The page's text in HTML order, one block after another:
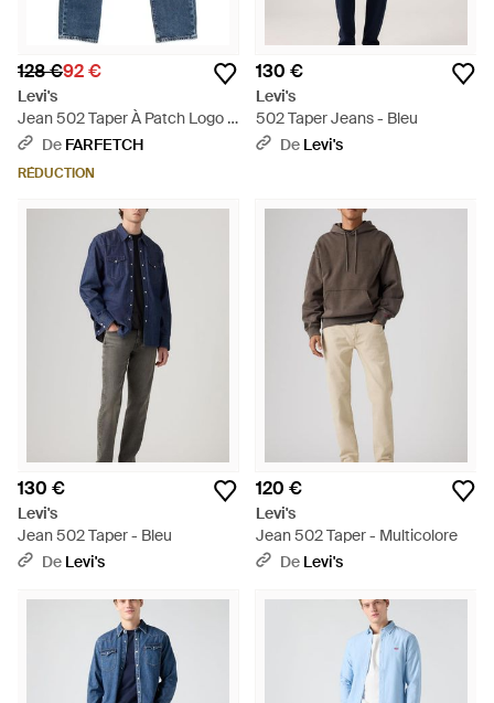
128 €92 €
Levi's
Jean 502 Taper À Patch Logo -
BleuDe FARFETCH
RÉDUCTION
130 €
Levi's
502 Taper Jeans - Bleu
De Levi's
130 €
Levi's
Jean 502 Taper - Bleu
De Levi's
120 €
Levi's
Jean 502 Taper - Multicolore
De Levi's